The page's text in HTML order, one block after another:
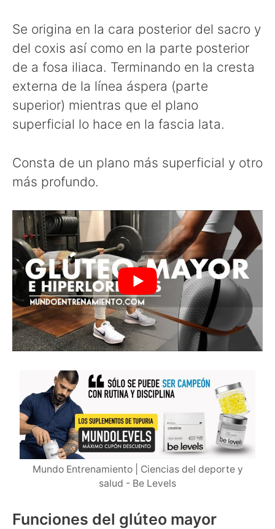
Se origina en la cara posterior del sacro y
del coxis así como en la parte posterior
de a fosa iliaca. Terminando en la cresta
externa de la línea áspera (parte
superior) mientras que el plano
superficial lo hace en la fascia lata.
Consta de un plano más superficial y otro
más profundo.
Mundo Entrenamiento | Ciencias del deporte y
salud - Be Levels
Funciones del glúteo mayor